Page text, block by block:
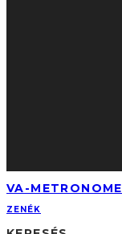
VA-
ZENÉK